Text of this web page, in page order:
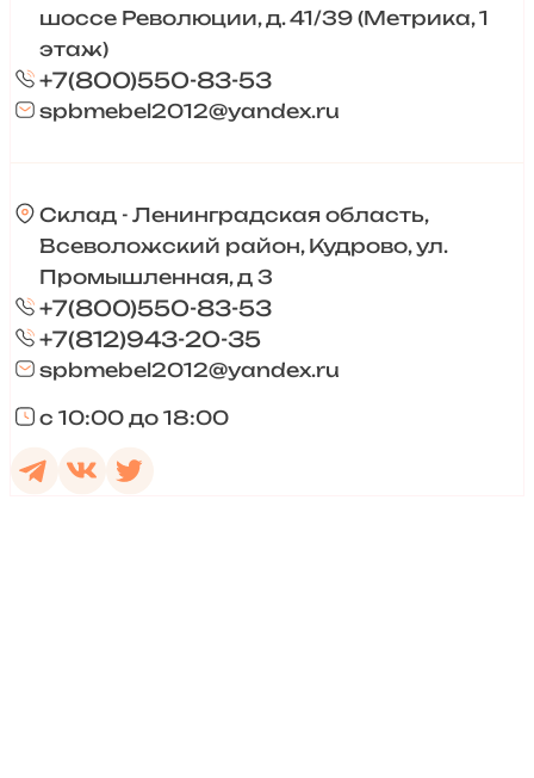
шоссе Революции, д. 41/39 (Метрика, 1
этаж)
+7(800)550-83-53
spbmebel2012@yandex.ru
Склад - Ленинградская область,
Всеволожский район, Кудрово, ул.
Промышленная, д 3
+7(800)550-83-53
+7(812)943-20-35
spbmebel2012@yandex.ru
с 10:00 до 18:00